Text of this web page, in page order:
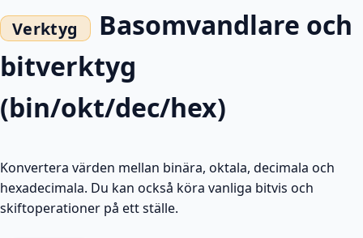
Basomvandlare och
bitverktyg
(bin/okt/dec/hex)
Konvertera värden mellan binära, oktala, decimala och
hexadecimala. Du kan också köra vanliga bitvis och
skiftoperationer på ett ställe.